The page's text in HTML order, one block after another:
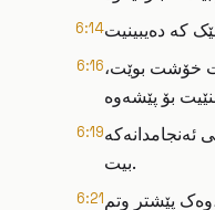
6:14
6:16خۆشت بوێت،
6:19ئەنجامدانەکە
بیت.
6:21 وتم،